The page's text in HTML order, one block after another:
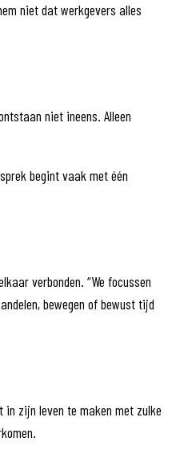
niet dat werkgevers alles
niet ineens. Alleen
begint vaak met één
verbonden. “We focussen
bewegen of bewust tijd
in zijn leven te maken met zulke